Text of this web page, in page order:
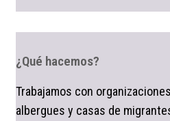
¿Qué hacemos?
Trabajamos con
albergues y casas de